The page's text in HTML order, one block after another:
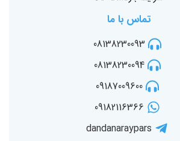
تماس با ما
08138230093
08138230094
09187009600
09182116366
dandanaraypars